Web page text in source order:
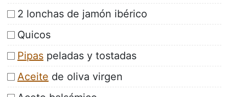
2 lonchas de jamón ibérico
Quicos
Pipas peladas y tostadas
Aceite de oliva virgen